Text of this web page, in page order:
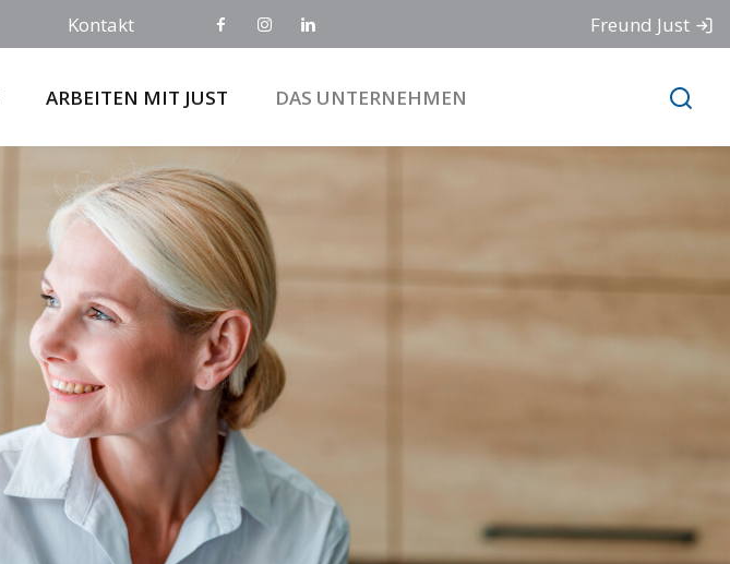
Kontakt Freund Just
ARBEITEN MIT JUST DAS UNTERNEHMEN